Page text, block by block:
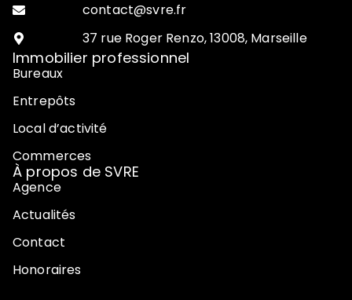
contact@svre.fr
37 rue Roger Renzo, 13008, Marseille
Immobilier professionnel
Bureaux
Entrepôts
Local d’activité
Commerces
À propos de SVRE
Agence
Actualités
Contact
Honoraires